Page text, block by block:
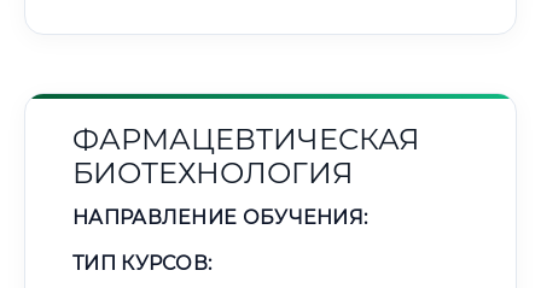
ФАРМАЦЕВТИЧЕСКАЯ
БИОТЕХНОЛОГИЯ
НАПРАВЛЕНИЕ ОБУЧЕНИЯ:
ТИП КУРСОВ: